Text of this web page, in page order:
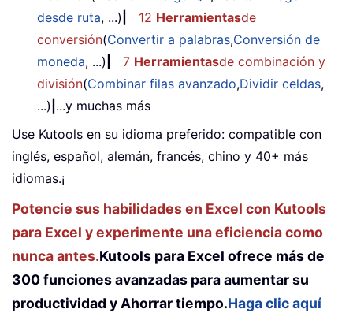
desde ruta, ...) 12 Herramientasde
conversión(Convertir a palabras,Conversión de
moneda, ...) 7 Herramientasde combinación y
división(Combinar filas avanzado,Dividir celdas,
...) ...y muchas más
Use Kutools en su idioma preferido: compatible con
inglés, español, alemán, francés, chino y 40+ más
idiomas.¡
Potencie sus habilidades en Excel con Kutools
para Excel y experimente una eficiencia como
nunca antes.Kutools para Excel ofrece más de
300 funciones avanzadas para aumentar su
productividad y Ahorrar tiempo.Haga clic aquí